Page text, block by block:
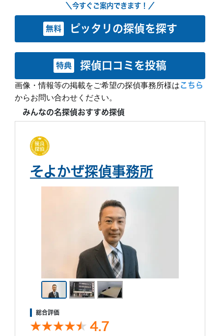
＼今すぐご案内できます！／
無料 ピッタリの探偵を探す
特典 探偵口コミを投稿
画像・情報等の掲載をご希望の探偵事務所様はこちら
からお問い合わせください。
みんなの名探偵おすすめ探偵
そよかぜ探偵事務所
総合評価
4.7